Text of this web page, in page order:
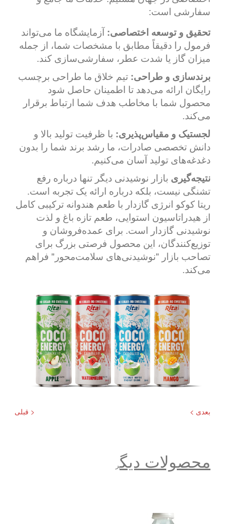
سفارشی است:
تحقیق و توسعه اختصاصی:آزمایشگاه ما می‌تواند
فرمول را دقیقاً مطابق با مشخصات شما، از جمله
میزان گاز یا شدت عطر، سفارشی‌سازی کند.
برندسازی و طراحی: تیم خلاق ما طراحی برچسب
رایگان ارائه می‌دهد تا اطمینان حاصل شود
محصول شما با مخاطب هدف شما ارتباط برقرار
می‌کند.
لجستیک و مقیاس‌پذیری: با ظرفیت تولید بالا و
دانش تخصصی صادرات، ما رشد برند شما را بدون
دغدغه‌های تولید آسان می‌کنیم.
نتیجه‌گیری بازار نوشیدنی دیگر تنها درباره رفع
تشنگی نیست، بلکه درباره ارائه یک تجربه است.
ریتا کوکو انرژی گازدار با طعم هندوانه ترکیبی کامل
از هیدراتاسیون استوایی، طعم تازه باغ و لذت
نوشیدنی گازدار است. برای عمده‌فروشان و
توزیع‌کنندگان، این محصول فرصتی بزرگ برای
تصاحب بازار "نوشیدنی‌های سلامت‌محور" فراهم
می‌کند.
< قبلی بعدی >
محصولات دیگر